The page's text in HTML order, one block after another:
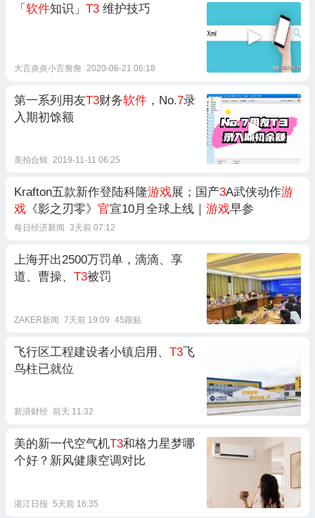
「 软件知识」 T3 维护技巧
大言炎炎小言詹詹 2020-06-21 06:18
第一系列用友T3财务软件 ，No.7录
入期初馀额
美拍合辑 2019-11-11 06:25
Krafton五款新作登陆科隆游戏展；国产3A武侠动作游
戏 《影之刃零》 官宣10月全球上线｜ 游戏早参
每日经济新闻 3天前 07:12
上海开出2500万罚单，滴滴、享
道、曹操、 T3被罚
ZAKER新闻 7天前 19:09 45跟贴
飞行区工程建设者小镇启用、 T3飞
鸟柱已就位
新浪财经 前天 11:32
美的新一代空气机T3和格力星梦哪
个好？新风健康空调对比
湛江日报 5天前 16:35